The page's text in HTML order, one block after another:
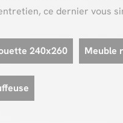
ce dernier vous
240x260 Meuble